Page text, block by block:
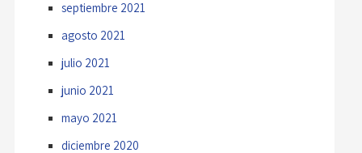
septiembre 2021
agosto 2021
julio 2021
junio 2021
mayo 2021
diciembre 2020